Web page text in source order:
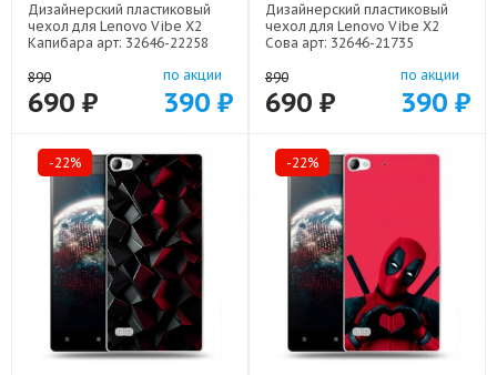
Дизайнерский пластиковый
чехол для Lenovo Vibe X2
Капибара арт: 32646-22258
890
690 ₽
по акции
390 ₽
Дизайнерский пластиковый
чехол для Lenovo Vibe X2
Сова арт: 32646-21735
890
690 ₽
по акции
390 ₽
-22% -22%